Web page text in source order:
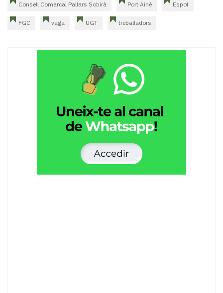
Consell Comarcal Pallars Sobirà Port Ainé Espot
FGC vaga UGT treballadors